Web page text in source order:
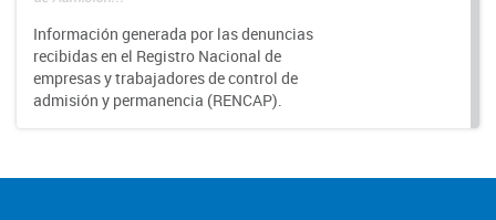
Información generada por las denuncias
recibidas en el Registro Nacional de
empresas y trabajadores de control de
admisión y permanencia (RENCAP).